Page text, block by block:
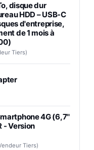
disque dur
HDD – USB-C
d'entreprise,
de 1 mois à
Tiers)
4G (6,7''
- Version
Tiers)